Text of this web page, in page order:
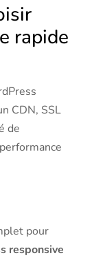
rapide
CDN, SSL
de
pour
responsive